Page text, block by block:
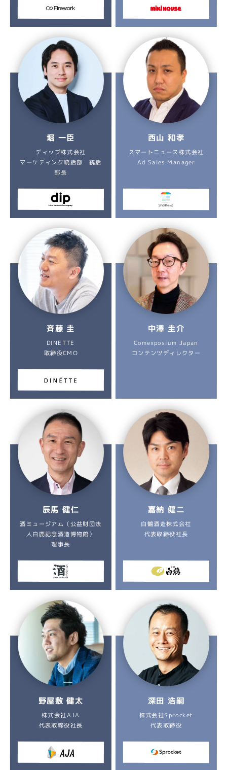
堀 一臣
ディップ株式会社
マーケティング統括部 統括
部長
西山 和孝
スマートニュース株式会社
Ad Sales Manager
斉藤 圭
DINETTE
取締役CMO
中澤 圭介
Comexposium Japan
コンテンツディレクター
辰馬 健仁
酒ミュージアム（公益財団法
人白鹿記念酒造博物館）
理事長
嘉納 健二
白鶴酒造株式会社
代表取締役社長
野屋敷 健太
株式会社AJA
代表取締役社長
深田 浩嗣
株式会社Sprocket
代表取締役